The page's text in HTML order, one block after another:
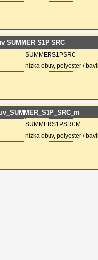
SUMMER S1P SRC
SUMMERS1PSRC
nízka obuv, polyester /
SUMMERS1PSRCM
nízka obuv, polyester /